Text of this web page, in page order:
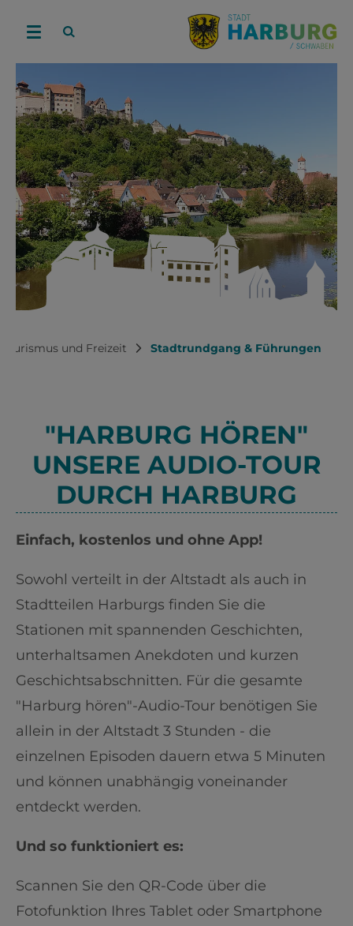
Stadtrundgang & Führungen
Tourismus und Freizeit
"HARBURG HÖREN"
UNSERE AUDIO-TOUR
DURCH HARBURG
Einfach, kostenlos und ohne App!
Sowohl verteilt in der Altstadt als auch in
Stadtteilen Harburgs finden Sie die
Stationen mit spannenden Geschichten,
unterhaltsamen Anekdoten und kurzen
Geschichtsabschnitten. Für die gesamte
"Harburg hören"-Audio-Tour benötigen Sie
allein in der Altstadt 3 Stunden - die
einzelnen Episoden dauern etwa 5 Minuten
und können unabhängig voneinander
entdeckt werden.
Und so funktioniert es:
Scannen Sie den QR-Code über die
Fotofunktion Ihres Tablet oder Smartphone